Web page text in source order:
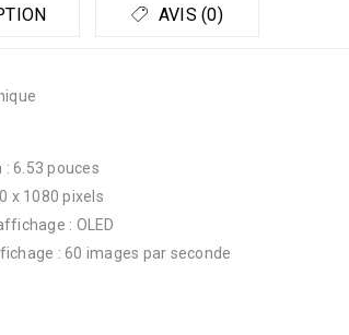
AVIS (0)
: 6.53 pouces
x 1080 pixels
: OLED
: 60 images par seconde